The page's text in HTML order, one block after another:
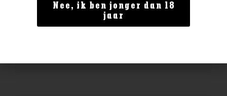
ChardoPino Pinot Noir
14,99
Nee, ik ben jonger dan 18
jaar